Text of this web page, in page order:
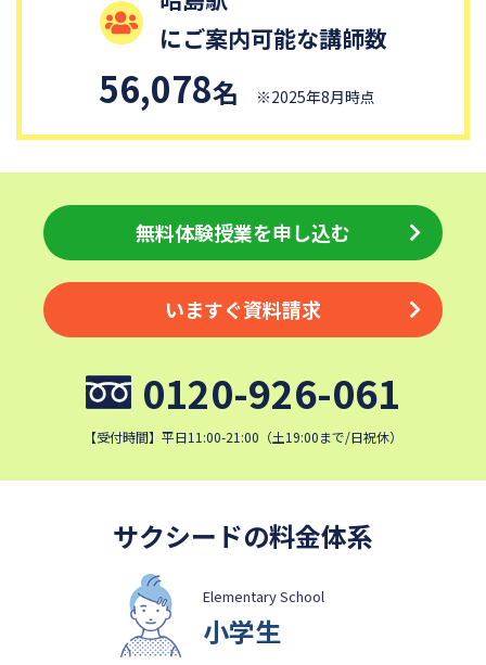
女子聖学院中学校
サレジアン国際学園中学校
日本工業大学駒場中学校
玉川学園中学部
麹町学園女子中学校
文京学院大学女子中学校
玉川聖学院中等部
多摩大学附属聖ヶ丘中学校
東海大学付属高輪台中等部
立正大学付属立正中学校
和光中学校
城西大学附属城西中学校
和洋九段女子中学校
東京純心女子中学校
国士舘中学校
にご案内可能な講師数
56,078名 ※2025年8月時点
無料体験授業を申し込む
いますぐ資料請求
0120-926-061
【受付時間】平日11:00-21:00（土19:00まで/日祝休）
サクシードの料金体系
Elementary School
小学生